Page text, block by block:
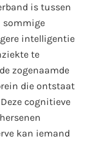
is tussen
sommige
intelligentie
te
zogenaamde
die ontstaat
cognitieve
kan iemand